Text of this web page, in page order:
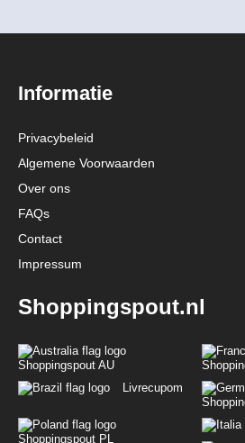
Informatie
Privacybeleid
Algemene Voorwaarden
Over ons
FAQs
Contact
Impressum
Shoppingspout.nl
Shoppingspout AU
Livrecupom
Shoppingspout PL